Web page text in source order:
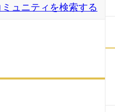
ュニティを検索する